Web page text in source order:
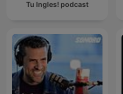
Tu Ingles! podcast